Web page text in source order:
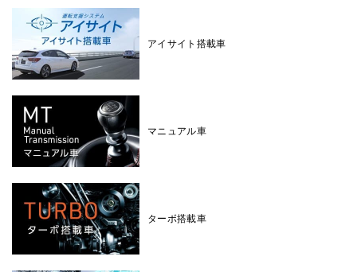
アイサイト搭載車
マニュアル車
ターボ搭載車